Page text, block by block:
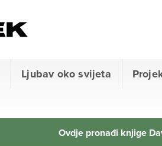
Ljubav oko svijeta
Ovdje pronađi knjige